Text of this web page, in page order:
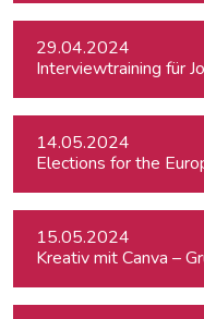
29.04.2024
Interviewtraining für
14.05.2024
15.05.2024
Kreativ mit Canva –